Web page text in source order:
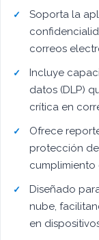
Soporta la
correos
Incluye
datos (DLP)
crítica en
Ofrece
protección
cumplimiento
Diseñado
nube,
en